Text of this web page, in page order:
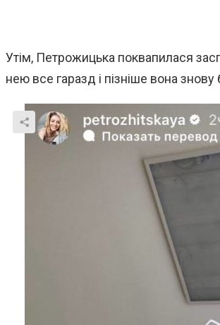
Утім, Петрожицька поквапилася
нею все гаразд і пізніше вона